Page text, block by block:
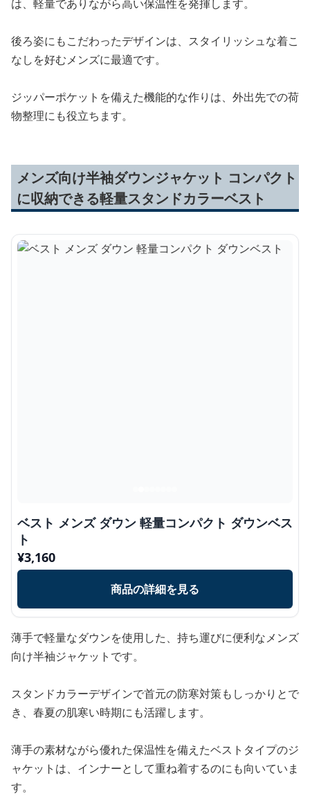
は、軽量でありながら高い保温性を発揮します。
後ろ姿にもこだわったデザインは、スタイリッシュな着こ
なしを好むメンズに最適です。
ジッパーポケットを備えた機能的な作りは、外出先での荷
物整理にも役立ちます。
メンズ向け半袖ダウンジャケット コンパクト
に収納できる軽量スタンドカラーベスト
ベスト メンズ ダウン 軽量コンパクト ダウンベス
ト
¥3,160
商品の詳細を見る
薄手で軽量なダウンを使用した、持ち運びに便利なメンズ
向け半袖ジャケットです。
スタンドカラーデザインで首元の防寒対策もしっかりとで
き、春夏の肌寒い時期にも活躍します。
薄手の素材ながら優れた保温性を備えたベストタイプのジ
ャケットは、インナーとして重ね着するのにも向いていま
す。